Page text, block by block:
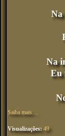
Na
Na
Eu
Saiba mais…
Visualizações: 49